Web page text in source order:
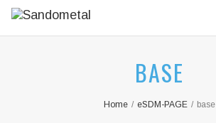
BASE
Home / eSDM-PAGE / base